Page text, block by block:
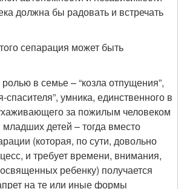
должна бы радовать и встречать
сепарация может быть
в семье – “козла отпущения”,
спасителя”, умника, единственного в
за пожилым человеком
детей – тогда вместо
(которая, по сути, довольно
и требует времени, внимания,
ребенку) получается
на те или иные формы